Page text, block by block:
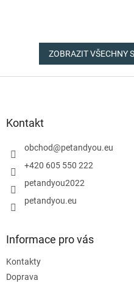
ZOBRAZIT VŠECHNY
Kontakt
obchod@petandyou.eu
+420 605 550 222
petandyou2022
petandyou.eu
Informace pro vás
Kontakty
Doprava